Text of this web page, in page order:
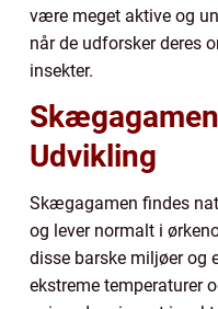
være meget aktive og
når de udforsker deres
insekter.
Udvikling
Skægagamen findes
og lever normalt i
disse barske miljøer og
ekstreme temperaturer